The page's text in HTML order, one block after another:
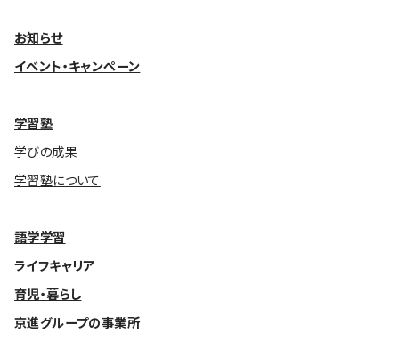
活動報告
メッセージアーカイブス
お知らせ
イベント・キャンペーン
学習塾
学びの成果
学習塾について
語学学習
ライフキャリア
育児・暮らし
京進グループの事業所